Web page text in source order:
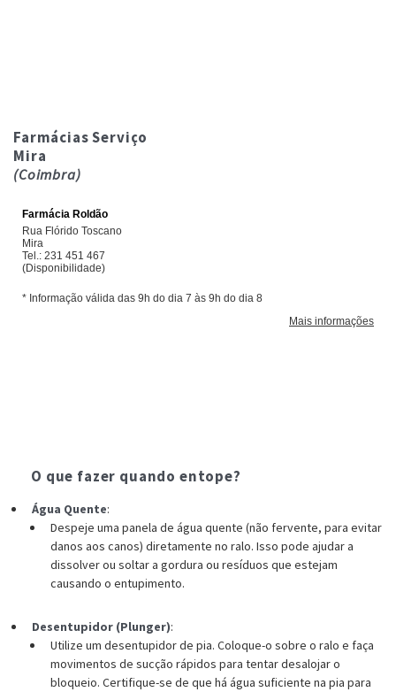
Farmácias Serviço
Mira
(Coimbra)
O que fazer quando entope?
Água Quente:
Despeje uma panela de água quente (não fervente, para evitar
danos aos canos) diretamente no ralo. Isso pode ajudar a
dissolver ou soltar a gordura ou resíduos que estejam
causando o entupimento.
Desentupidor (Plunger):
Utilize um desentupidor de pia. Coloque-o sobre o ralo e faça
movimentos de sucção rápidos para tentar desalojar o
bloqueio. Certifique-se de que há água suficiente na pia para